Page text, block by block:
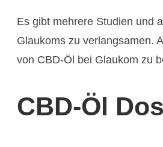
Es gibt mehrere Studien und
Glaukoms zu verlangsamen.
von CBD-Öl bei Glaukom zu
CBD-Öl